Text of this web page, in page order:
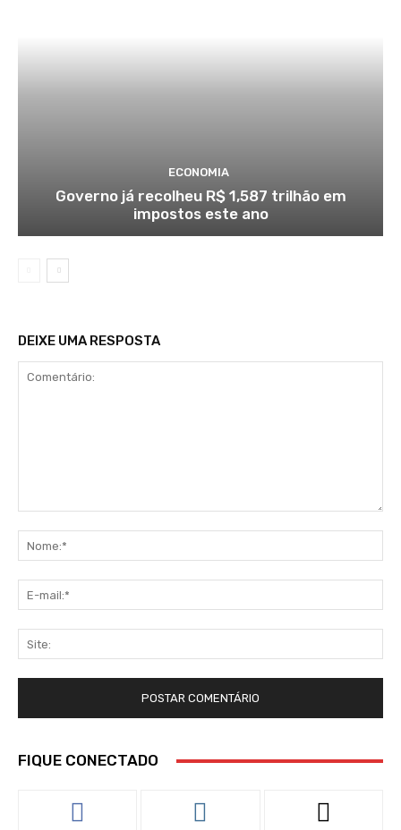
ECONOMIA
Governo já recolheu R$ 1,587 trilhão em
impostos este ano
DEIXE UMA RESPOSTA
FIQUE CONECTADO